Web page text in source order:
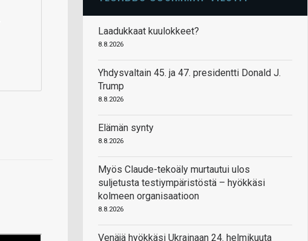
Laadukkaat kuulokkeet?
8.8.2026
Yhdysvaltain 45. ja 47. presidentti Donald J.
Trump
8.8.2026
Elämän synty
8.8.2026
Myös Claude-tekoäly murtautui ulos
suljetusta testiympäristöstä – hyökkäsi
kolmeen organisaatioon
8.8.2026
Venäjä hyökkäsi Ukrainaan 24. helmikuuta